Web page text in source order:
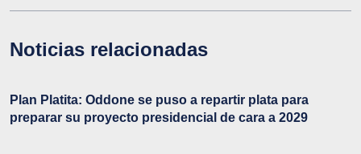
Noticias relacionadas
Plan Platita: Oddone se puso a repartir plata para
preparar su proyecto presidencial de cara a 2029